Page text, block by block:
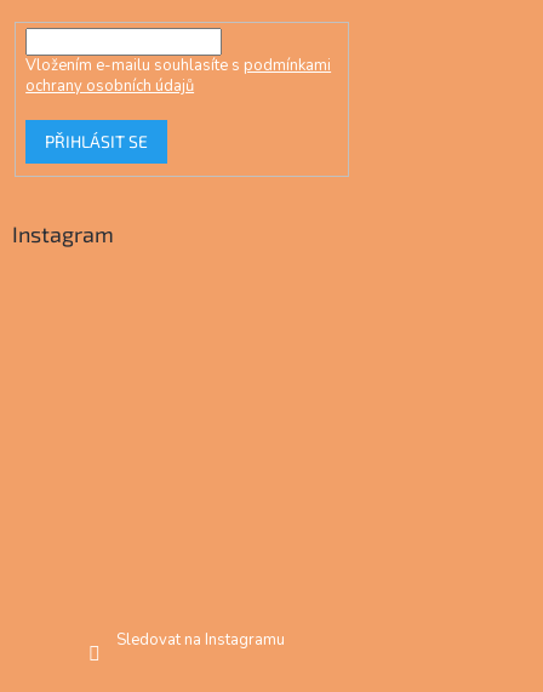
Vložením e-mailu souhlasíte s podmínkami
ochrany osobních údajů
PŘIHLÁSIT SE
Instagram
Sledovat na Instagramu